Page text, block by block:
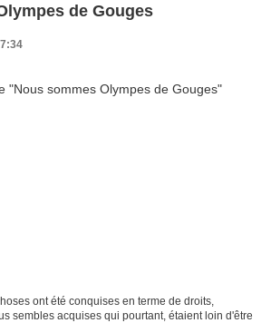
de Gouges
ont été conquises en terme de droits,
sembles acquises qui pourtant, étaient loin d'être